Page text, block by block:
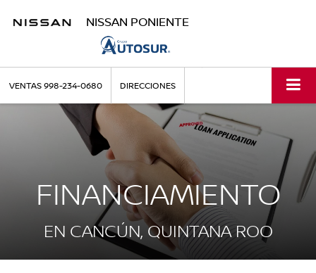
NISSAN PONIENTE
VENTAS998-234-0680 DIRECCIONES
FINANCIAMIENTO
EN CANCÚN, QUINTANA ROO